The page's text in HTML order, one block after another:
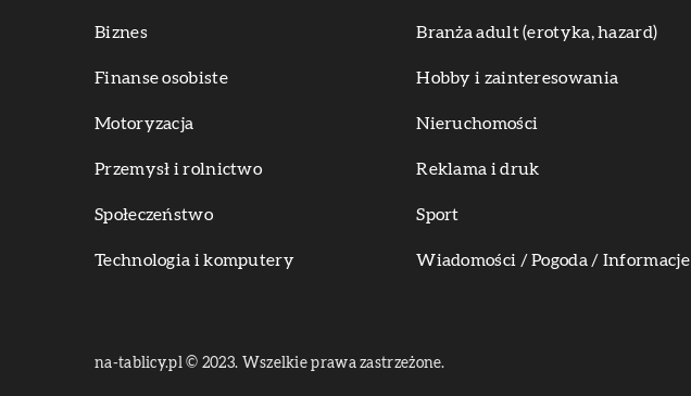
Biznes Branża adult (erotyka, hazard)
Finanse osobiste Hobby i zainteresowania
Motoryzacja Nieruchomości
Przemysł i rolnictwo Reklama i druk
Społeczeństwo Sport
Technologia i komputery Wiadomości / Pogoda / Informacje
na-tablicy.pl © 2023. Wszelkie prawa zastrzeżone.